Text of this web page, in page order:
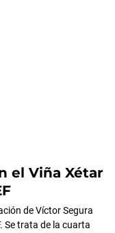
el Viña Xétar
de Víctor Segura
Se trata de la cuarta